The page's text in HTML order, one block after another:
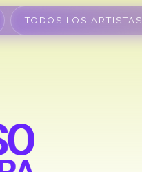
TODOS LOS ARTISTAS